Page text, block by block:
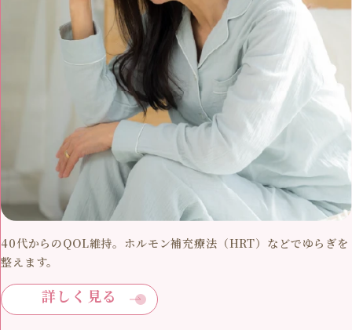
40代からのQOL維持。ホルモン補充療法（HRT）などでゆらぎを
整えます。
詳しく見る